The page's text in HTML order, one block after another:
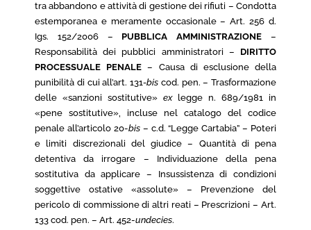
tra abbandono e attività di gestione dei rifiuti – Condotta
estemporanea e meramente occasionale – Art. 256 d.
Igs. 152/2006 – PUBBLICA AMMINISTRAZIONE –
Responsabilità dei pubblici amministratori – DIRITTO
PROCESSUALE PENALE – Causa di esclusione della
punibilità di cui all’art. 131-bis cod. pen. – Trasformazione
delle «sanzioni sostitutive» exlegge n. 689/1981 in
«pene sostitutive», incluse nel catalogo del codice
penale all’articolo 20-bis– c.d. “Legge Cartabia” – Poteri
e limiti discrezionali del giudice – Quantità di pena
detentiva da irrogare – Individuazione della pena
sostitutiva da applicare – Insussistenza di condizioni
soggettive ostative «assolute» – Prevenzione del
pericolo di commissione di altri reati – Prescrizioni – Art.
133 cod. pen. – Art. 452-undecies.